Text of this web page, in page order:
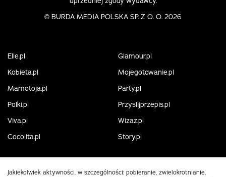
© BURDA MEDIA POLSKA SP. Z O. O. 2026
Elle.pl
Glamour.pl
Kobieta.pl
Mojegotowanie.pl
Mamotoja.pl
Party.pl
Polki.pl
Przyslijprzepis.pl
Viva.pl
Wizaz.pl
Cocolita.pl
Story.pl
Jakiekolwiek aktywności, w szczególności: pobieranie, zwielokrotnianie,